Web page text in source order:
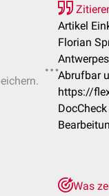
Artikel
Florian
Antwerpes
Abrufbar
https://
Was